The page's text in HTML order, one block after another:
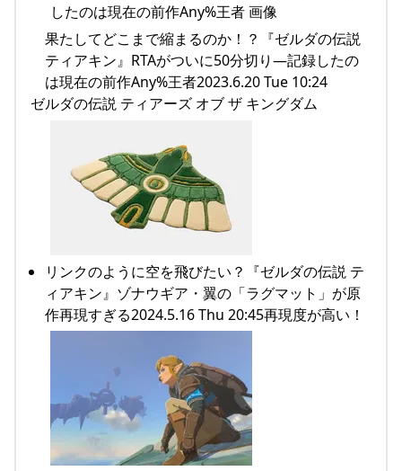
果たしてどこまで縮まるのか！？『ゼルダの伝説
ティアキン』RTAがついに50分切り―記録したの
は現在の前作Any%王者2023.6.20 Tue 10:24
ゼルダの伝説 ティアーズ オブ ザ キングダム
リンクのように空を飛びたい？『ゼルダの伝説 テ
ィアキン』ゾナウギア・翼の「ラグマット」が原
作再現すぎる2024.5.16 Thu 20:45再現度が高い！